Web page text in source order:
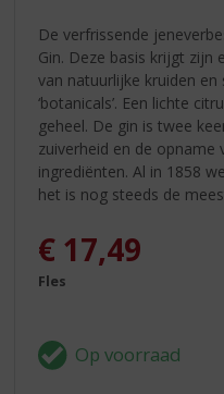
De verfrissende
Gin. Deze basis krijgt zijn
van natuurlijke kruiden
‘botanicals’. Een lichte
geheel. De gin is twee
zuiverheid en de opname
ingrediënten. Al in 1858
het is nog steeds de
€ 17,49
Fles